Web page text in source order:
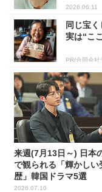
2026.06.11
同じ宝
実は“こ
PR(合同会
来週(7月13日～) 日本
で観られる「輝かしい
歴」韓国ドラマ5選
2026.07.10